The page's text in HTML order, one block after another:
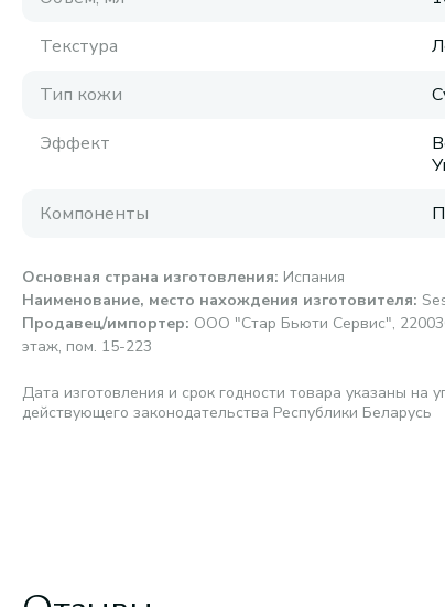
Текстура
Тип кожи
Эффект
Компоненты
Основная страна изготовления: Испания
Наименование, место нахождения изготовителя:
Продавец/импортер: ООО "Стар Бьюти Сервис",
этаж, пом. 15-223
Дата изготовления и срок годности товара указаны на
действующего законодательства Республики Беларусь